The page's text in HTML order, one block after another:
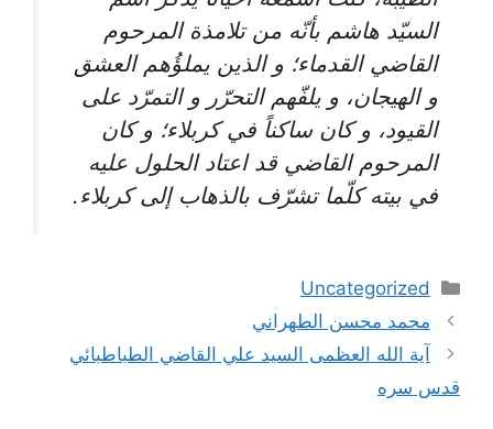
السيّد هاشم بأنّه من تلامذة المرحوم
القاضي القدماء؛ و الذين يملؤُهم العشق
و الهيجان، و يلفّهم التحرّر و التمرّد على
القيود، و كان ساكناً في كربلاء؛ و كان
المرحوم القاضي قد اعتاد الحلول عليه
في بيته كلّما تشرّف بالذهاب إلى كربلاء.
دسته‌ها
Uncategorized
ناوبری
نوشته‌ها
محمد محسن الطهراني
آية الله العظمى السيد علي القاضي الطباطبائي
قدس سره